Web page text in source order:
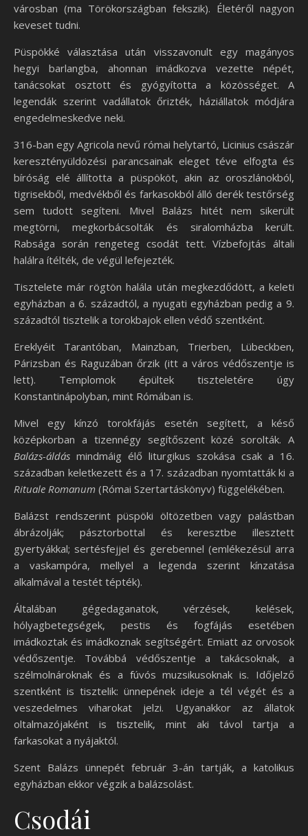
városban (ma Törökországban fekszik). Életéről nagyon
keveset tudni.
Püspökké választása után visszavonult egy magányos
hegyi barlangba, ahonnan imádkozva vezette népét,
tanácsokat osztott és gyógyította a közösséget. A
legendák szerint vadállatok őrizték, háziállatok módjára
engedelmeskedve neki.
316-ban egy Agricola nevű római helytartó, Licinius császár
keresztényüldözési parancsainak eleget téve elfogta és
bíróság elé állította a püspököt, akin az oroszlánokból,
tigrisekből, medvékből és farkasokból álló derék testőrség
sem tudott segíteni. Mivel Balázs hitét nem sikerült
megtörni, megkorbácsolták és siralomházba került.
Rabsága során rengeteg csodát tett. Vízbefojtás általi
halálra ítélték, de végül lefejezték.
Tisztelete már rögtön halála után megkezdődött, a keleti
egyházban a 6. századtól, a nyugati egyházban pedig a 9.
századtól tisztelik a torokbajok ellen védő szentként.
Ereklyéit Tarantóban, Mainzban, Trierben, Lübeckben,
Párizsban és Raguzában őrzik (itt a város védőszentje is
lett). Templomok épültek tiszteletére úgy
Konstantinápolyban, mint Rómában is.
Mivel egy kínzó torokfájás esetén segített, a késő
középkorban a tizennégy segítőszent közé sorolták. A
Balázs-áldás mindmáig élő liturgikus szokása csak a 16.
században keletkezett és a 17. században nyomtatták ki a
Rituale Romanum (Római Szertartáskönyv) függelékében.
Balázst rendszerint püspöki öltözetben vagy palástban
ábrázolják; pásztorbottal és keresztbe illesztett
gyertyákkal; sertésfejjel és gerebennel (emlékezésül arra
a vaskampóra, mellyel a legenda szerint kínzatása
alkalmával a testét tépték).
Általában gégedaganatok, vérzések, kelések,
hólyagbetegségek, pestis és fogfájás esetében
imádkoztak és imádkoznak segítségért. Emiatt az orvosok
védőszentje. Továbbá védőszentje a takácsoknak, a
szélmolnároknak és a fúvós muzsikusoknak is. Időjelző
szentként is tisztelik: ünnepének ideje a tél végét és a
veszedelmes viharokat jelzi. Ugyanakkor az állatok
oltalmazójaként is tisztelik, mint aki távol tartja a
farkasokat a nyájaktól.
Szent Balázs ünnepét február 3-án tartják, a katolikus
egyházban ekkor végzik a balázsolást.
Csodái